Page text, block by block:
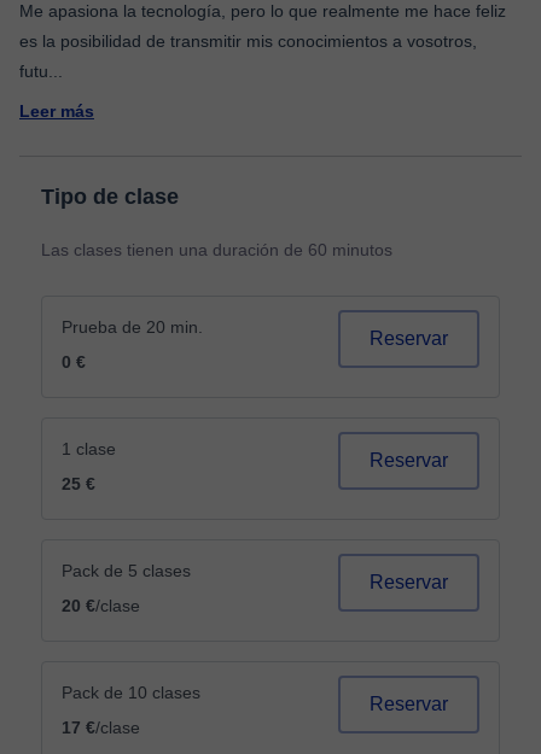
Me apasiona la tecnología, pero lo que realmente me hace feliz
es la posibilidad de transmitir mis conocimientos a vosotros,
futu
Leer más
Tipo de clase
Las clases tienen una duración de 60 minutos
Prueba de 20 min.
0 €
Reservar
1 clase
25 €
Reservar
Pack de 5 clases
20 €/clase
Reservar
Pack de 10 clases
17 €/clase
Reservar